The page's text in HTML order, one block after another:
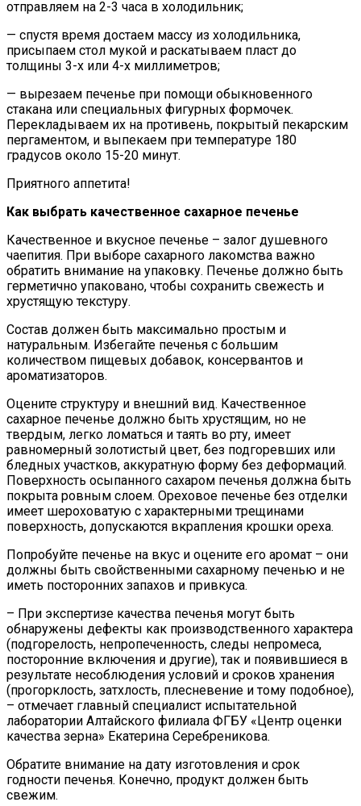
отправляем на 2-3 часа в холодильник;
— спустя время достаем массу из холодильника,
присыпаем стол мукой и раскатываем пласт до
толщины 3-х или 4-х миллиметров;
— вырезаем печенье при помощи обыкновенного
стакана или специальных фигурных формочек.
Перекладываем их на противень, покрытый пекарским
пергаментом, и выпекаем при температуре 180
градусов около 15-20 минут.
Приятного аппетита!
Как выбрать качественное сахарное печенье
Качественное и вкусное печенье – залог душевного
чаепития. При выборе сахарного лакомства важно
обратить внимание на упаковку. Печенье должно быть
герметично упаковано, чтобы сохранить свежесть и
хрустящую текстуру.
Состав должен быть максимально простым и
натуральным. Избегайте печенья с большим
количеством пищевых добавок, консервантов и
ароматизаторов.
Оцените структуру и внешний вид. Качественное
сахарное печенье должно быть хрустящим, но не
твердым, легко ломаться и таять во рту, имеет
равномерный золотистый цвет, без подгоревших или
бледных участков, аккуратную форму без деформаций.
Поверхность осыпанного сахаром печенья должна быть
покрыта ровным слоем. Ореховое печенье без отделки
имеет шероховатую с характерными трещинами
поверхность, допускаются вкрапления крошки ореха.
Попробуйте печенье на вкус и оцените его аромат – они
должны быть свойственными сахарному печенью и не
иметь посторонних запахов и привкуса.
– При экспертизе качества печенья могут быть
обнаружены дефекты как производственного характера
(подгорелость, непропеченность, следы непромеса,
посторонние включения и другие), так и появившиеся в
результате несоблюдения условий и сроков хранения
(прогорклость, затхлость, плесневение и тому подобное),
– отмечает главный специалист испытательной
лаборатории Алтайского филиала ФГБУ «Центр оценки
качества зерна» Екатерина Серебреникова.
Обратите внимание на дату изготовления и срок
годности печенья. Конечно, продукт должен быть
свежим.